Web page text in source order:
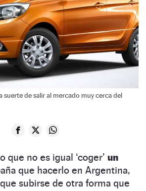
suerte de salir al mercado muy cerca del
que no es igual ‘coger’ un
que hacerlo en Argentina,
subirse de otra forma que